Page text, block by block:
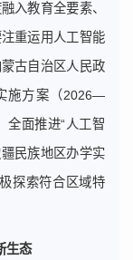
入教育全要素、
重运用人工智能
古自治区人民政
施方案（2026—
全面推进“人工智
民族地区办学实
探索符合区域特
生态